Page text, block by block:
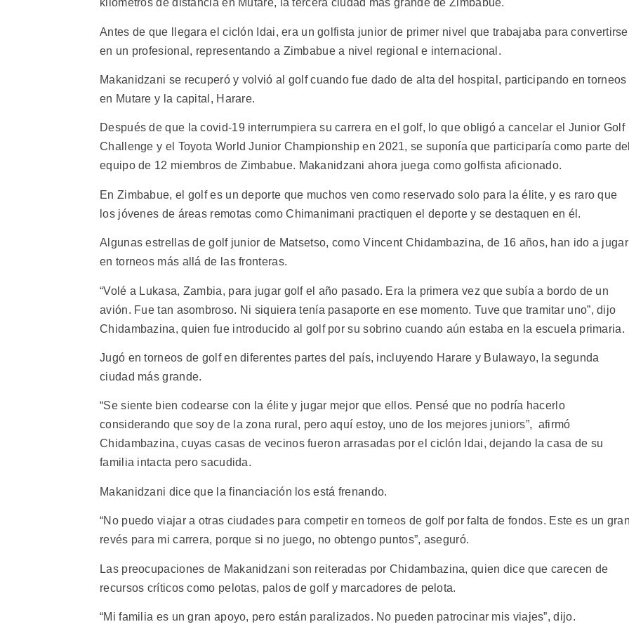
kilómetros de distancia en Mutare, la tercera ciudad más grande de Zimbabue.
Antes de que llegara el ciclón Idai, era un golfista junior de primer nivel que trabajaba para convertirse
en un profesional, representando a Zimbabue a nivel regional e internacional.
Makanidzani se recuperó y volvió al golf cuando fue dado de alta del hospital, participando en torneos
en Mutare y la capital, Harare.
Después de que la covid-19 interrumpiera su carrera en el golf, lo que obligó a cancelar el Junior Golf
Challenge y el Toyota World Junior Championship en 2021, se suponía que participaría como parte
equipo de 12 miembros de Zimbabue. Makanidzani ahora juega como golfista aficionado.
En Zimbabue, el golf es un deporte que muchos ven como reservado solo para la élite, y es raro que
los jóvenes de áreas remotas como Chimanimani practiquen el deporte y se destaquen en él.
Algunas estrellas de golf junior de Matsetso, como Vincent Chidambazina, de 16 años, han ido a jugar
en torneos más allá de las fronteras.
“Volé a Lukasa, Zambia, para jugar golf el año pasado. Era la primera vez que subía a bordo de un
avión. Fue tan asombroso. Ni siquiera tenía pasaporte en ese momento. Tuve que tramitar uno”, dijo
Chidambazina, quien fue introducido al golf por su sobrino cuando aún estaba en la escuela primaria.
Jugó en torneos de golf en diferentes partes del país, incluyendo Harare y Bulawayo, la segunda
ciudad más grande.
“Se siente bien codearse con la élite y jugar mejor que ellos. Pensé que no podría hacerlo
considerando que soy de la zona rural, pero aquí estoy, uno de los mejores juniors”, afirmó
Chidambazina, cuyas casas de vecinos fueron arrasadas por el ciclón Idai, dejando la casa de su
familia intacta pero sacudida.
Makanidzani dice que la financiación los está frenando.
“No puedo viajar a otras ciudades para competir en torneos de golf por falta de fondos. Este es un
revés para mi carrera, porque si no juego, no obtengo puntos”, aseguró.
Las preocupaciones de Makanidzani son reiteradas por Chidambazina, quien dice que carecen de
recursos críticos como pelotas, palos de golf y marcadores de pelota.
“Mi familia es un gran apoyo, pero están paralizados. No pueden patrocinar mis viajes”, dijo.